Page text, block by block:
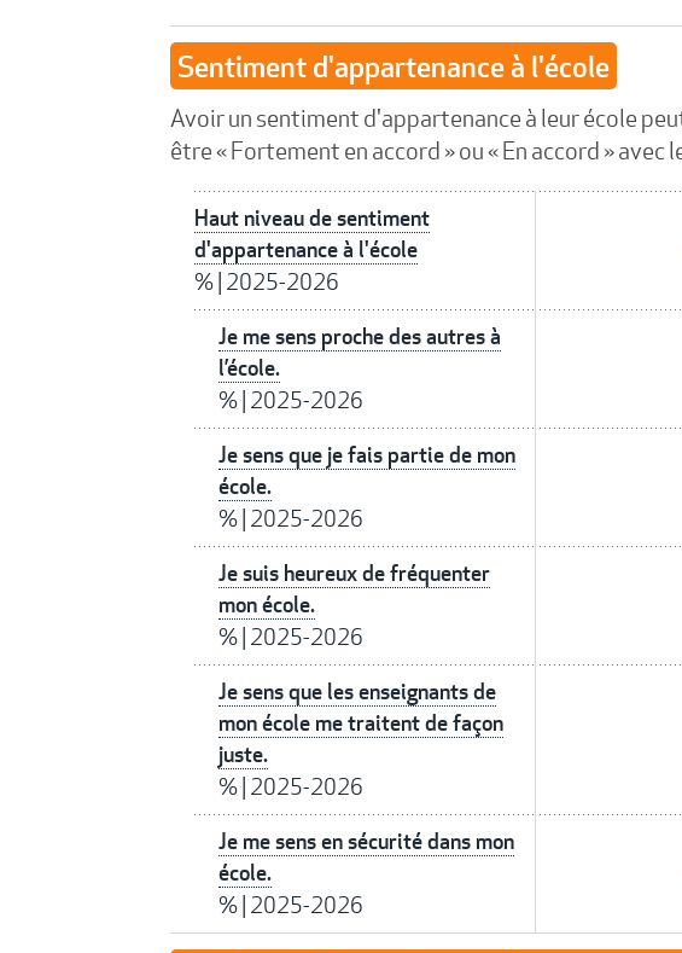
Sentiment d'appartenance à l'école
Avoir un sentiment d'appartenance à leur école
être « Fortement en accord » ou « En accord » avec
Haut niveau de sentiment
d'appartenance à l'école
%| 2025-2026
Je me sens proche des autres à
l’école.
%| 2025-2026
Je sens que je fais partie de mon
école.
%| 2025-2026
Je suis heureux de fréquenter
mon école.
%| 2025-2026
Je sens que les enseignants de
mon école me traitent de façon
juste.
%| 2025-2026
Je me sens en sécurité dans mon
école.
%| 2025-2026